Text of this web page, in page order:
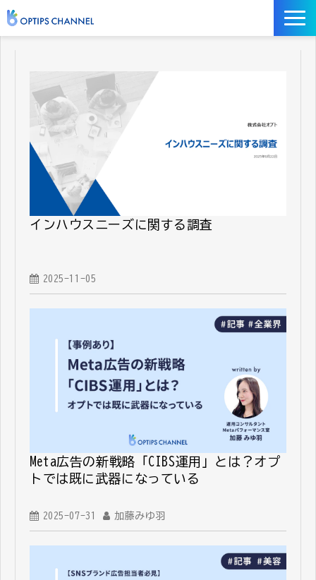
お役立ち資料
イベント
サービス／ツール
インハウスニーズに関する調査
2025-11-05
Meta広告の新戦略「CIBS運用」とは？オプ
トでは既に武器になっている
2025-07-31 加藤みゆ羽